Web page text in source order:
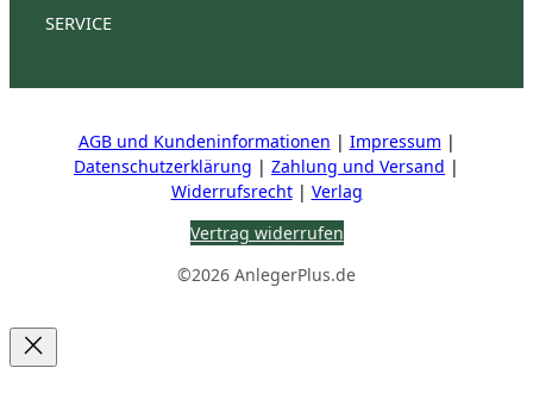
Aktien
IR-Kontakte
HV Reden
SERVICE
Mein KontoKontaktStellenangeboteMediadatenVertrag
AGB und Kundeninformationen | Impressum |
Datenschutzerklärung | Zahlung und Versand |
Widerrufsrecht| Verlag
Vertrag widerrufen
©2026 AnlegerPlus.de